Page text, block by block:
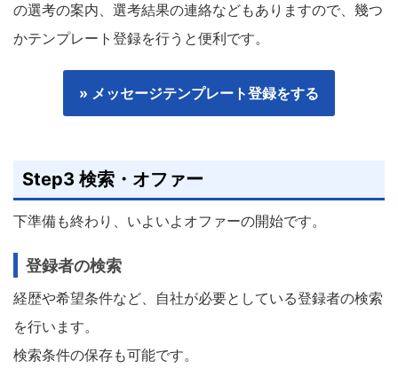
の選考の案内、選考結果の連絡などもありますので、幾つ
かテンプレート登録を行うと便利です。
» メッセージテンプレート登録をする
Step3 検索・オファー
下準備も終わり、いよいよオファーの開始です。
登録者の検索
経歴や希望条件など、自社が必要としている登録者の検索
を行います。
検索条件の保存も可能です。